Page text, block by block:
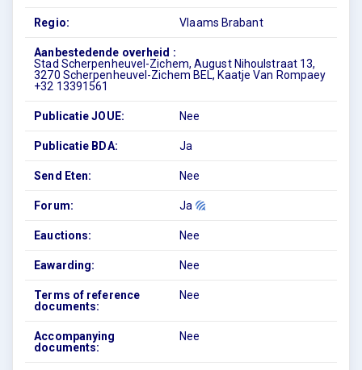
Regio: Vlaams Brabant
Aanbestedende overheid :
Stad Scherpenheuvel-Zichem, August Nihoulstraat 13,
3270 Scherpenheuvel-Zichem BEL, Kaatje Van Rompaey
+32 13391561
Publicatie JOUE: Nee
Publicatie BDA: Ja
Send Eten: Nee
Forum: Ja
Eauctions: Nee
Eawarding: Nee
Terms of reference
documents:
Nee
Accompanying
documents:
Nee